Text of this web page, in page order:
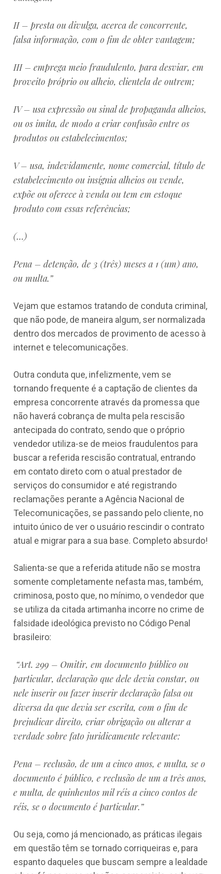
II – presta ou divulga, acerca de concorrente,
falsa informação, com o fim de obter vantagem;
III – emprega meio fraudulento, para desviar, em
proveito próprio ou alheio, clientela de outrem;
IV – usa expressão ou sinal de propaganda alheios,
ou os imita, de modo a criar confusão entre os
produtos ou estabelecimentos;
V – usa, indevidamente, nome comercial, título de
estabelecimento ou insígnia alheios ou vende,
expõe ou oferece à venda ou tem em estoque
produto com essas referências;
(…)
Pena – detenção, de 3 (três) meses a 1 (um) ano,
ou multa.”
Vejam que estamos tratando de conduta criminal,
que não pode, de maneira algum, ser normalizada
dentro dos mercados de provimento de acesso à
internet e telecomunicações.
Outra conduta que, infelizmente, vem se
tornando frequente é a captação de clientes da
empresa concorrente através da promessa que
não haverá cobrança de multa pela rescisão
antecipada do contrato, sendo que o próprio
vendedor utiliza-se de meios fraudulentos para
buscar a referida rescisão contratual, entrando
em contato direto com o atual prestador de
serviços do consumidor e até registrando
reclamações perante a Agência Nacional de
Telecomunicações, se passando pelo cliente, no
intuito único de ver o usuário rescindir o contrato
atual e migrar para a sua base. Completo absurdo!
Salienta-se que a referida atitude não se mostra
somente completamente nefasta mas, também,
criminosa, posto que, no mínimo, o vendedor que
se utiliza da citada artimanha incorre no crime de
falsidade ideológica previsto no Código Penal
brasileiro:
“Art. 299 – Omitir, em documento público ou
particular, declaração que dele devia constar, ou
nele inserir ou fazer inserir declaração falsa ou
diversa da que devia ser escrita, com o fim de
prejudicar direito, criar obrigação ou alterar a
verdade sobre fato juridicamente relevante:
Pena – reclusão, de um a cinco anos, e multa, se o
documento é público, e reclusão de um a três anos,
e multa, de quinhentos mil réis a cinco contos de
réis, se o documento é particular.”
Ou seja, como já mencionado, as práticas ilegais
em questão têm se tornado corriqueiras e, para
espanto daqueles que buscam sempre a lealdade